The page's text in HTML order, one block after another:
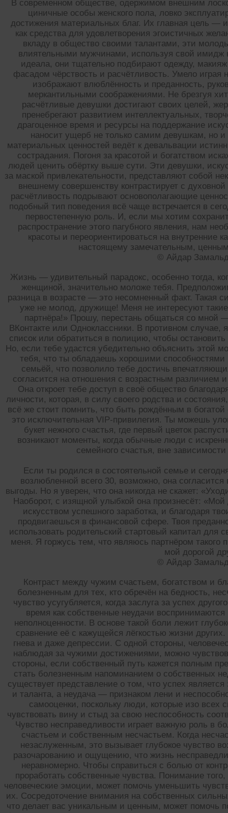
В современном обществе, одержимом внешним
циничные особы женского пола, ловко
достижения материальных благ. Их главная цель —
как средства для удовлетворения эгоистичных
вкладу в общество своими талантами, эти
влиятельными мужчинами, используя свой имидж
идеала, они тщательно подбирают одежду,
фасадом чёрствость и расчётливость. Умело играя
изображают влюблённость и преданность,
меркантильными соображениями. Не брезгуя
расчётливые девушки достигают своих целей,
пренебрегают развитием интеллектуальных,
драгоценное время и ресурсы на поддержание
наносит ущерб не только самим девушкам, но
материальных ценностей ведёт к девальвации
сострадания. Погоня за красотой и богатством
людей ценить обёртку выше сути. Эти девушки,
за маской привлекательности, представляют собой
внешнему совершенству контрастирует с
расчётливость подрывают основополагающие
подобный тип поведения всё чаще встречается в
первостепенную роль. И, если мы хотим
распространение этого пагубного явления, нам
красоты и переориентироваться на внутренние
настоящему замечательным,
© Айдар
Жизнь — удивительный парадокс, особенно тогда,
женщиной, значительно моложе тебя.
разница в возрасте — это несомненный факт. Такая
уже не молод, дружище! Меня не интересуют
партнёра!» Прошу, перестань общаться со мной
ВКонтакте или Одноклассники. В противном
список или обратиться в полицию, чтобы
Но, если тебе удастся убедительно объяснить этой
тебя, что ты обладаешь хорошими способностями
семьёй, что позволило тебе достичь
согласится на отношения с возрастным различием
Она откроет тебе доступ в своё общество
личности, которая, в силу своего родства и
всё же стоит помнить, что быть рождённым в
это исключительная VIP-привилегия. Ты можешь
букет нежного счастья, где первый цветок
возникают моменты, когда обычные люди с
семейного счастья, вне
Если ты родился в состоятельной семье и
возлюбленной всего 30, возможно, она
выгоды. Но я уверен, что она никогда не скажет:
Наоборот, с изящной улыбкой она произнесёт:
искусством успешного заработка, и благодаря
продвигаешься в финансовой сфере. Твоя
использовать родительский стартовый капитал для
меня. Я горжусь тем, что являюсь партнёром такого
мой дорогой
© Айдар
Контраст между чужим счастьем, богатством и
болезненным для тех, кто обречён на бедность,
чувство усугубляется, когда заслуга за успех
время как собственные неудачи
неполноценности. В основе такой боли лежит
сравнение её с кажущейся лёгкостью жизни
гнева и даже депрессии. С одной стороны,
наблюдая за чужими достижениями, можно
стороны, если собственный путь кажется полным
стать болезненным напоминанием о собственных
существует представление о том, что успех
и таланта, а неудача — признаком лени и
самооценки, поскольку люди, которые изо всех
чувствовать вину и стыд за свою неспособность
Чувство несправедливости играет важную роль в
счастьем и собственным несчастьем. Когда
незаслуженным, это вызывает глубокое чувство
разочарованию и ощущению, что жизнь
неравномерно. Чтобы справиться с болью от
проработать собственные чувства. Понимание
человеческие эмоции, может помочь уменьшить
их. Сосредоточение внимания на собственных
что делает вас уникальным и ценным, может помочь